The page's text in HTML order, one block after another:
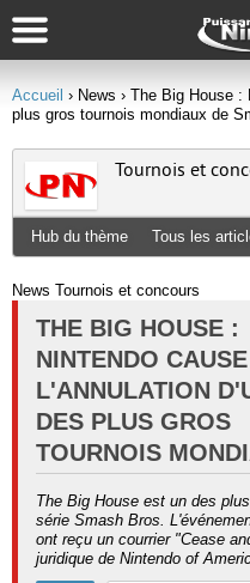
Accueil › News › The Big House :
plus gros tournois mondiaux de
Tournois et
Hub du thème Tous les
News Tournois et concours
THE BIG HOUSE :
NINTENDO CAUSE
L'ANNULATION
DES PLUS GROS
TOURNOIS
The Big House est un des
série Smash Bros.
ont reçu un courrier "Cease
juridique de Nintendo of